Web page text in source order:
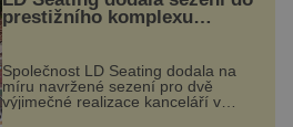
prestižního komplexu
MediaCityUK v Salfordu
Společnost LD Seating dodala na
míru navržené sezení pro dvě
výjimečné realizace kanceláří v
areálu MediaCityUK v anglickém